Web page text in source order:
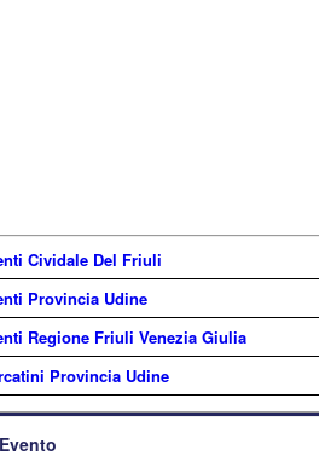
Cividale Del Friuli
Provincia Udine
Regione Friuli Venezia Giulia
Provincia Udine